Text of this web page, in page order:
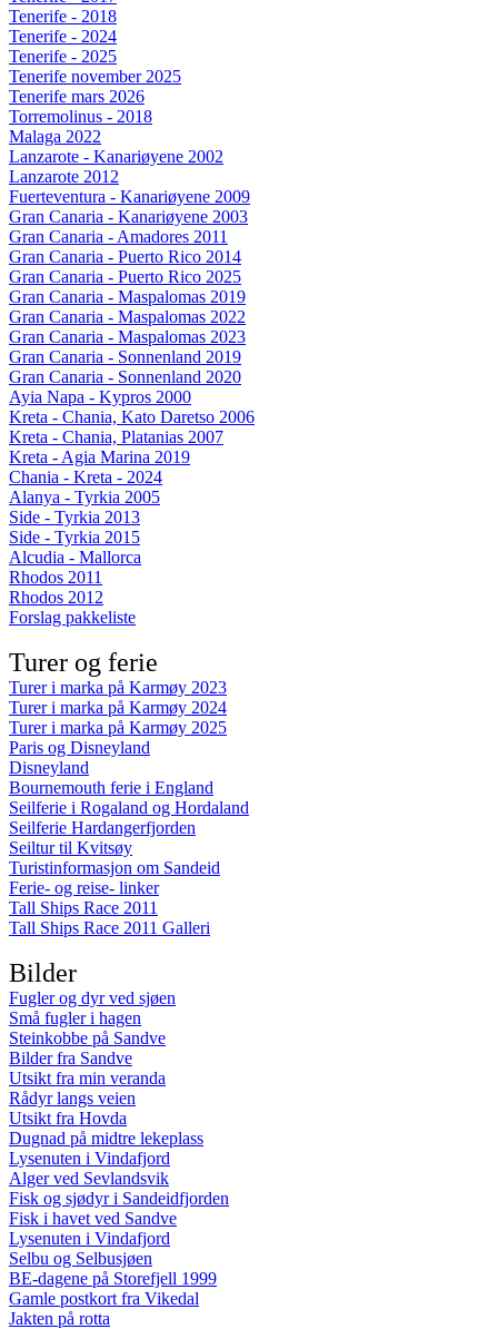
Tenerife - 2018
Tenerife - 2024
Tenerife - 2025
Tenerife november 2025
Tenerife mars 2026
Torremolinus - 2018
Malaga 2022
Lanzarote - Kanariøyene 2002
Lanzarote 2012
Fuerteventura - Kanariøyene 2009
Gran Canaria - Kanariøyene 2003
Gran Canaria - Amadores 2011
Gran Canaria - Puerto Rico 2014
Gran Canaria - Puerto Rico 2025
Gran Canaria - Maspalomas 2019
Gran Canaria - Maspalomas 2022
Gran Canaria - Maspalomas 2023
Gran Canaria - Sonnenland 2019
Gran Canaria - Sonnenland 2020
Ayia Napa - Kypros 2000
Kreta - Chania, Kato Daretso 2006
Kreta - Chania, Platanias 2007
Kreta - Agia Marina 2019
Chania - Kreta - 2024
Alanya - Tyrkia 2005
Side - Tyrkia 2013
Side - Tyrkia 2015
Alcudia - Mallorca
Rhodos 2011
Rhodos 2012
Forslag pakkeliste
Turer og ferie
Turer i marka på Karmøy 2023
Turer i marka på Karmøy 2024
Turer i marka på Karmøy 2025
Paris og Disneyland
Disneyland
Bournemouth ferie i England
Seilferie i Rogaland og Hordaland
Seilferie Hardangerfjorden
Seiltur til Kvitsøy
Turistinformasjon om Sandeid
Ferie- og reise- linker
Tall Ships Race 2011
Tall Ships Race 2011 Galleri
Bilder
Fugler og dyr ved sjøen
Små fugler i hagen
Steinkobbe på Sandve
Bilder fra Sandve
Utsikt fra min veranda
Rådyr langs veien
Utsikt fra Hovda
Dugnad på midtre lekeplass
Lysenuten i Vindafjord
Alger ved Sevlandsvik
Fisk og sjødyr i Sandeidfjorden
Fisk i havet ved Sandve
Lysenuten i Vindafjord
Selbu og Selbusjøen
BE-dagene på Storefjell 1999
Gamle postkort fra Vikedal
Jakten på rotta